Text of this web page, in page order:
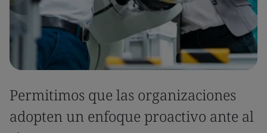
Permitimos que las organizaciones
adopten un enfoque proactivo ante al